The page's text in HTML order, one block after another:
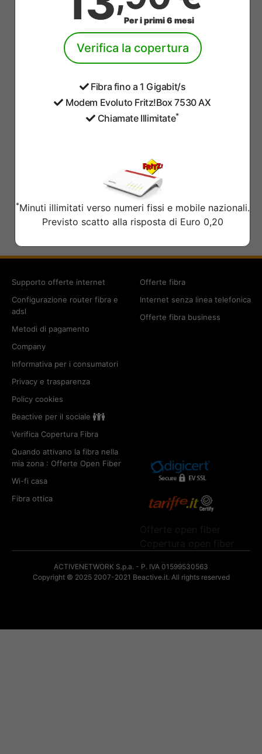
Per i primi 6 mesi
Verifica la copertura
Fibra fino a 1 Gigabit/s
Modem Evoluto Fritz!Box 7530 AX
Chiamate Illimitate*
*Minuti illimitati verso numeri fissi e mobile nazionali.
Previsto scatto alla risposta di Euro 0,20
Supporto offerte internet
Configurazione router fibra e
adsl
Metodi di pagamento
Company
Informativa per i consumatori
Privacy e trasparenza
Policy cookies
Beactive per il sociale
Offerte fibra
Internet senza linea telefonica
Offerte fibra business
Verifica Copertura Fibra
Quando attivano la fibra nella
mia zona : Offerte Open Fiber
Wi-fi casa
Fibra ottica
Offerte open fiber
Copertura open fiber
ACTIVENETWORK S.p.a. - P. IVA 01599530563
Copyright © 2025 2007-2021 Beactive.it. All rights reserved